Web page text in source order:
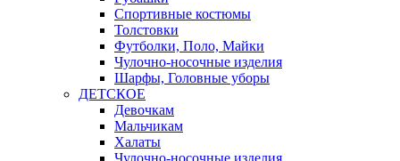
Спортивные костюмы
Толстовки
Футболки, Поло, Майки
Чулочно-носочные изделия
Шарфы, Головные уборы
ДЕТСКОЕ
Девочкам
Мальчикам
Халаты
Чулочно-носочные изделия